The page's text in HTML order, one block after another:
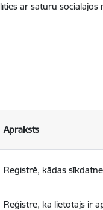
ar saturu
Apraksts
Reģistrē, kādas
Reģistrē, ka lietotājs ir